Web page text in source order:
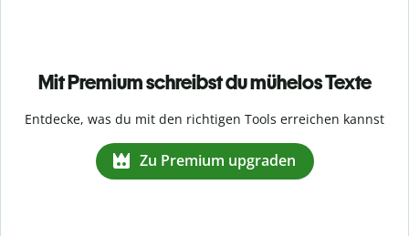
Mit Premium schreibst du mühelos Texte
Entdecke, was du mit den richtigen Tools erreichen kannst
Zu Premium upgraden